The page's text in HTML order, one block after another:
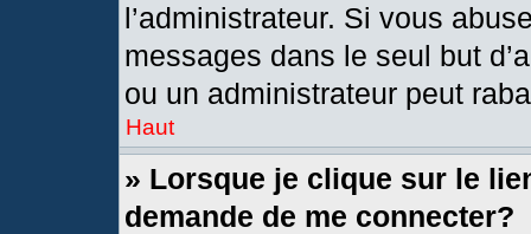
l’administrateur. Si vous
messages dans le seul but
ou un administrateur peut
Haut
» Lorsque je clique sur le
demande de me connecter?